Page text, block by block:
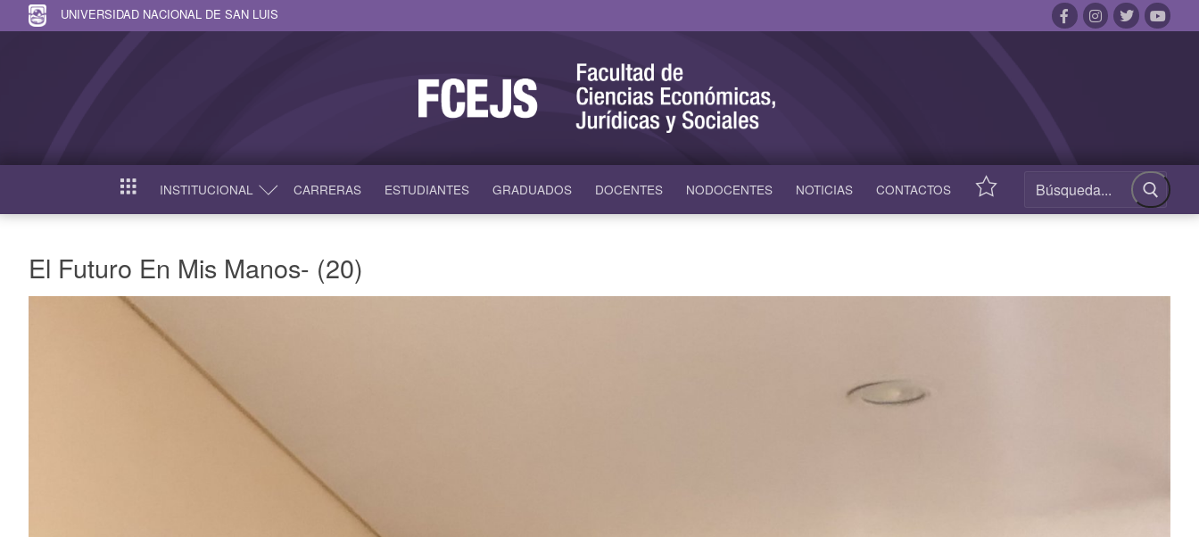
UNIVERSIDAD NACIONAL DE SAN LUIS
INICIO INSTITUCIONAL CARRERAS ESTUDIANTES GRADUADOS DOCENTES NODOCENTES NOTICIAS CONTACTOS ACCESOS
El Futuro En Mis Manos- (20)